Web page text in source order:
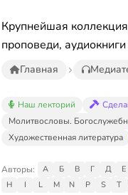
Крупнейшая
проповеди,
Главная
Наш лекторий
Молитвословы.
Художественная литература
Авторы: А Б В Г Д Е
H
I L M N P S T